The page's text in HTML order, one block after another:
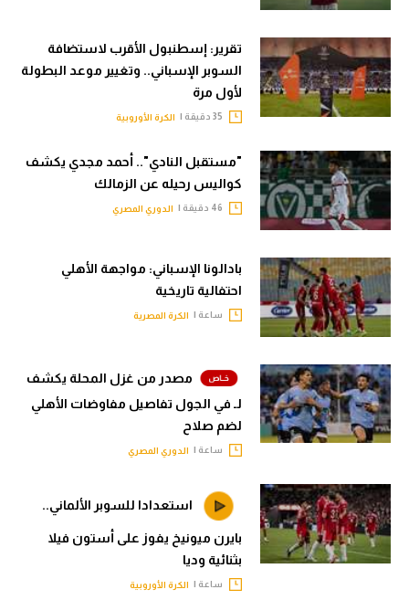
تقرير: إسطنبول الأقرب لاستضافة
السوبر الإسباني.. وتغيير موعد البطولة
لأول مرة
الكرة الأوروبية
"مستقبل النادي".. أحمد مجدي يكشف
كواليس رحيله عن الزمالك
الدوري المصري
بادالونا الإسباني: مواجهة الأهلي
احتفالية تاريخية
ساعة | الكرة المصرية
مصدر من غزل المحلة يكشف
لـ في الجول تفاصيل مفاوضات الأهلي
لضم صلاح
ساعة | الدوري المصري
استعدادا للسوبر الألماني..
بايرن ميونيخ يفوز على أستون فيلا
بثنائية وديا
ساعة | الكرة الأوروبية